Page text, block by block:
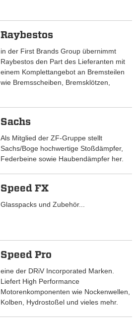
Raybestos
in der First Brands Group übernimmt
Raybestos den Part des Lieferanten mit
einem Komplettangebot an Bremsteilen
wie Bremsscheiben, Bremsklötzen,
Sachs
Als Mitglied der ZF-Gruppe stellt
Sachs/Boge hochwertige Stoßdämpfer,
Federbeine sowie Haubendämpfer her.
Speed FX
Glasspacks und Zubehör...
Speed Pro
eine der DRiV Incorporated Marken.
Liefert High Performance
Motorenkomponenten wie Nockenwellen,
Kolben, Hydrostoßel und vieles mehr.